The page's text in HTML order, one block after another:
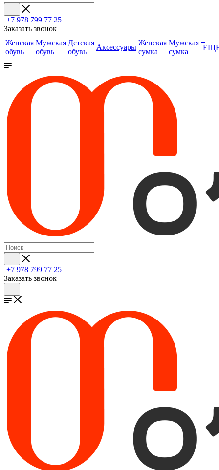
+7 978 799 77 25
Заказать звонок
Женская
обувь
Мужская
обувь
Детская
обувь
Аксессуары
Женская
сумка
Мужская
сумка
+
+7 978 799 77 25
Заказать звонок